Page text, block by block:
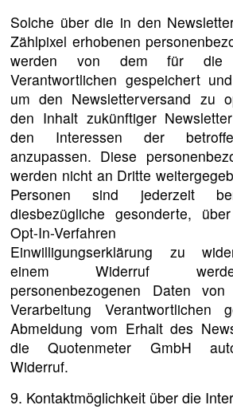
Solche über die in den
Zählpixel erhobenen
werden von dem für die
Verantwortlichen gespeichert
um den Newsletterversand zu
den Inhalt zukünftiger
den Interessen der
anzupassen. Diese
werden nicht an Dritte
Personen sind jederzeit
diesbezügliche gesonderte,
Opt-In-Verfahren
Einwilligungserklärung zu
einem Widerruf
personenbezogenen Daten
Verarbeitung Verantwortlichen
Abmeldung vom Erhalt des
die Quotenmeter GmbH
Widerruf.
9. Kontaktmöglichkeit über die